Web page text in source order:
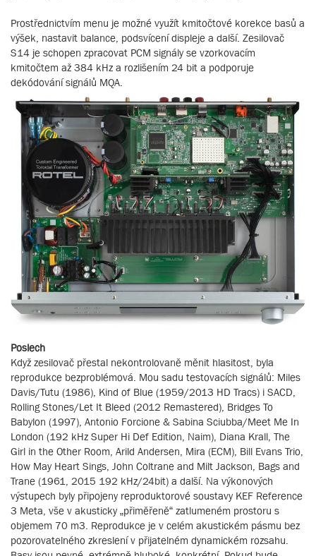
Prostřednictvím menu je možné využít kmitočtové korekce basů a
výšek, nastavit balance, podsvícení displeje a další. Zesilovač
S14 je schopen zpracovat PCM signály se vzorkovacím
kmitočtem až 384 kHz a rozlišením 24 bit a podporuje
dekódování signálů MQA.
Poslech
Když zesilovač přestal nekontrolovaně měnit hlasitost, byla
reprodukce bezproblémová. Mou sadu testovacích signálů: Miles
Davis/Tutu (1986), Kind of Blue (1959/2013 HD Tracs) i SACD,
Rolling Stones/Let It Bleed (2012 Remastered), Bridges To
Babylon (1997), Antonio Forcione & Sabina Sciubba/Meet Me In
London (192 kHz Super Hi Def Edition, Naim), Diana Krall, The
Girl in the Other Room, Arild Andersen, Mira (ECM), Bill Evans Trio,
How May Heart Sings, John Coltrane and Milt Jackson, Bags and
Trane (1961, 2015 192 kHz/24bit) a další. Na výkonových
výstupech byly připojeny reproduktorové soustavy KEF Reference
3 Meta, vše v akusticky „přiměřeně“ zatlumeném prostoru s
objemem 70 m3. Reprodukce je v celém akustickém pásmu bez
pozorovatelného zkreslení v přijatelném dynamickém rozsahu.